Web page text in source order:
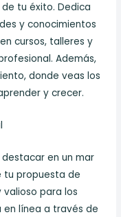
tu éxito. Dedica
y conocimientos
cursos, talleres y
Además,
donde veas los
y crecer.
en un mar
tu propuesta de
valioso para los
en línea a través de